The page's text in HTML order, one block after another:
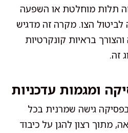
תלות מוחלטת או השפעה
הצו. מקרה זה מדגיש
בראיות קונקרטיות
זה.
ומגמות עדכניות
גישה שמרנית בכל
מתוך רצון להגן על כיבוד